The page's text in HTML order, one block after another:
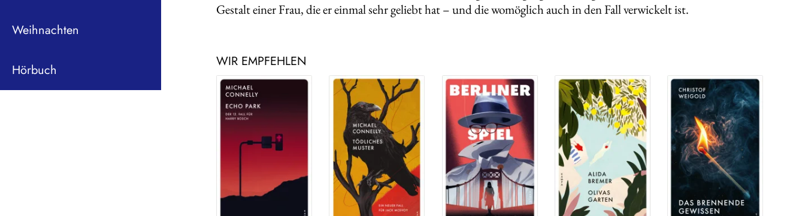
Weihnachten
Hörbuch
Gestalt einer Frau, die er einmal sehr geliebt hat – und die womöglich auch in den Fall verwickelt ist.
WIR EMPFEHLEN